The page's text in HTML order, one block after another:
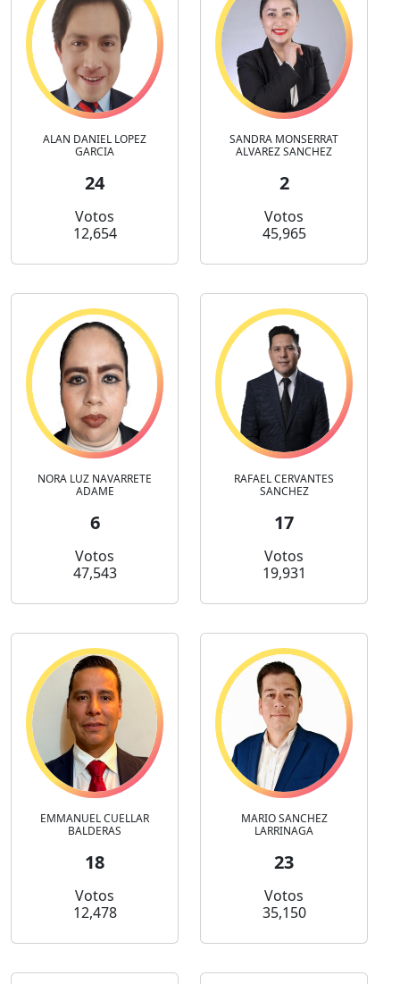
ALAN DANIEL LOPEZ
GARCIA
24
Votos
12,654
SANDRA MONSERRAT
ALVAREZ SANCHEZ
2
Votos
45,965
NORA LUZ NAVARRETE
ADAME
6
Votos
47,543
RAFAEL CERVANTES
SANCHEZ
17
Votos
19,931
EMMANUEL CUELLAR
BALDERAS
18
Votos
12,478
MARIO SANCHEZ
LARRINAGA
23
Votos
35,150